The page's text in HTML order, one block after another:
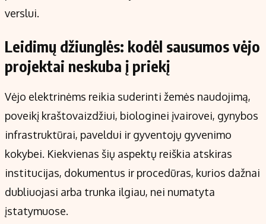
verslui.
Leidimų džiunglės: kodėl sausumos vėjo
projektai neskuba į priekį
Vėjo elektrinėms reikia suderinti žemės naudojimą,
poveikį kraštovaizdžiui, biologinei įvairovei, gynybos
infrastruktūrai, paveldui ir gyventojų gyvenimo
kokybei. Kiekvienas šių aspektų reiškia atskiras
institucijas, dokumentus ir procedūras, kurios dažnai
dubliuojasi arba trunka ilgiau, nei numatyta
įstatymuose.